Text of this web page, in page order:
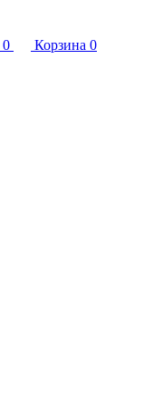
0 Корзина 0